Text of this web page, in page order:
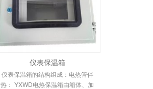
仪表保温箱
仪表保温箱的结构组成：电热管伴
热： YXWD电热保温箱由箱体、加